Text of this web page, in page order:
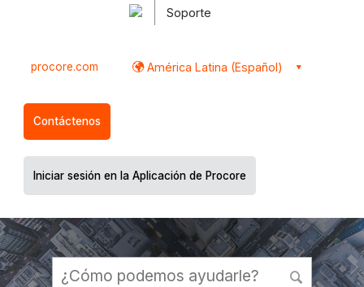
Soporte
procore.com América Latina (Español)
Contáctenos
Iniciar sesión en la Aplicación de Procore